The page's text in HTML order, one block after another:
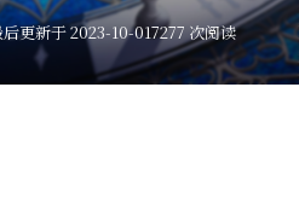
更新于 2023-10-017277 次阅读